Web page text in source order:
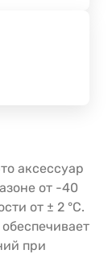
аксессуар
от -40
от ± 2 °C.
при